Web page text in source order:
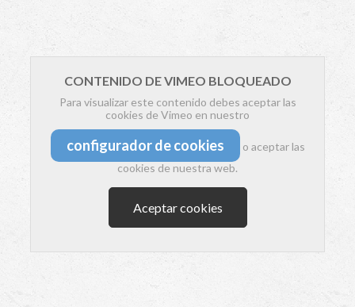
CONTENIDO DE VIMEO BLOQUEADO
Para visualizar este contenido debes aceptar las
cookies de Vimeo en nuestro
configurador de cookies
o aceptar las
cookies de nuestra web.
Aceptar cookies